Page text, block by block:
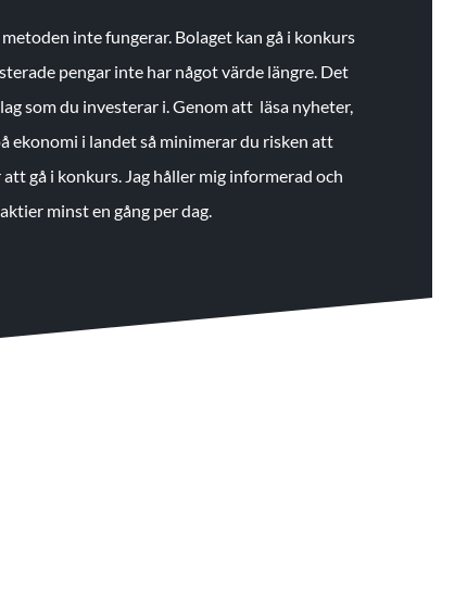
inte fungerar. Bolaget kan gå i konkurs
pengar inte har något värde längre. Det
som du investerar i. Genom att läsa nyheter,
ekonomi i landet så minimerar du risken att
gå i konkurs. Jag håller mig informerad och
minst en gång per dag.